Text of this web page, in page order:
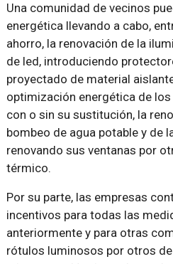
Una comunidad de vecinos
energética llevando a cabo,
ahorro, la renovación de la
de led, introduciendo
proyectado de material
optimización energética de
con o sin su sustitución, la
bombeo de agua potable y de
renovando sus ventanas por
térmico.
Por su parte, las empresas
incentivos para todas las
anteriormente y para otras
rótulos luminosos por otros